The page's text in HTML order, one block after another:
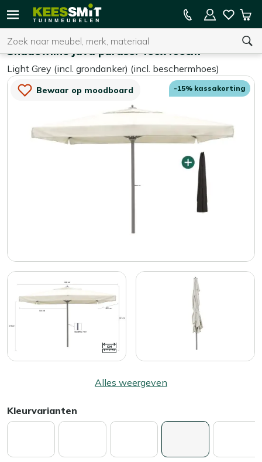
Kees
Tuinmeubelen
Zoeken
U heeft geen product(en) in uw winkelwagen.
15% kassakorting op de hele collectie
Shadowline Java parasol 400x400cm
Light Grey (incl. grondanker) (incl. beschermhoes)
Bewaar op moodboard -15% kassakorting
Alles weergeven
Kleurvarianten